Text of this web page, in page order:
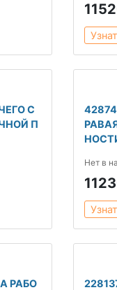
С
П
Нет в
РАБО